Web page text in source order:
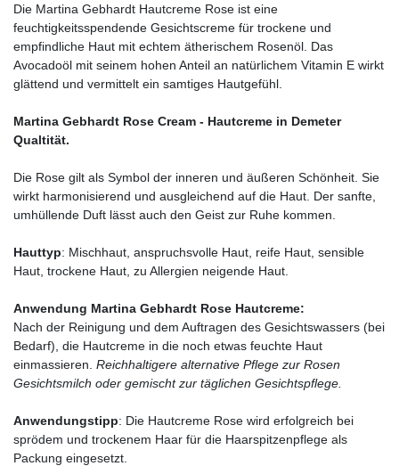
Die Martina Gebhardt Hautcreme Rose ist eine
feuchtigkeitsspendende Gesichtscreme für trockene und
empfindliche Haut mit echtem ätherischem Rosenöl. Das
Avocadoöl mit seinem hohen Anteil an natürlichem Vitamin E wirkt
glättend und vermittelt ein samtiges Hautgefühl.
Martina Gebhardt Rose Cream - Hautcreme in Demeter
Qualtität.
Die Rose gilt als Symbol der inneren und äußeren Schönheit. Sie
wirkt harmonisierend und ausgleichend auf die Haut. Der sanfte,
umhüllende Duft lässt auch den Geist zur Ruhe kommen.
Hauttyp: Mischhaut, anspruchsvolle Haut, reife Haut, sensible
Haut, trockene Haut, zu Allergien neigende Haut.
Anwendung Martina Gebhardt Rose Hautcreme:
Nach der Reinigung und dem Auftragen des Gesichtswassers (bei
Bedarf), die Hautcreme in die noch etwas feuchte Haut
einmassieren. Reichhaltigere alternative Pflege zur Rosen
Gesichtsmilch oder gemischt zur täglichen Gesichtspflege.
Anwendungstipp: Die Hautcreme Rose wird erfolgreich bei
sprödem und trockenem Haar für die Haarspitzenpflege als
Packung eingesetzt.